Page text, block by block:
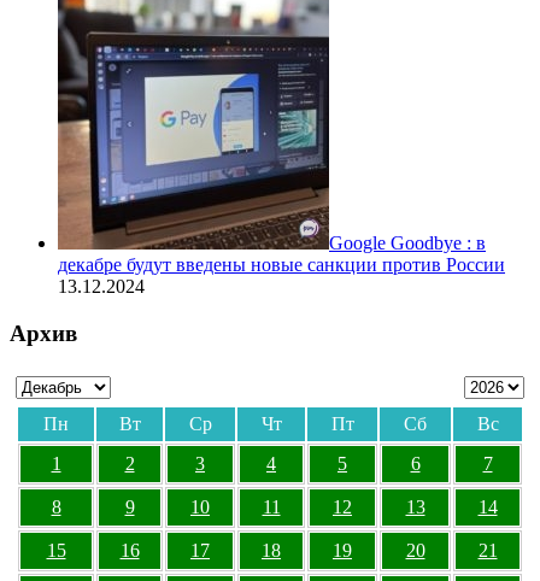
Google Goodbye : в
декабре будут введены новые санкции против России
13.12.2024
Архив
Пн Вт Ср Чт Пт Сб
Вс
1
2 3 4 5 6 7
8 9 10 11 12 13 14
15 16 17 18 19 20 21